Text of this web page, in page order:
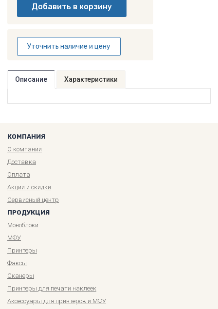
Уточнить наличие и цену
Описание Характеристики
КОМПАНИЯ
О компании
Доставка
Оплата
Акции и скидки
Сервисный центр
ПРОДУКЦИЯ
Моноблоки
МФУ
Принтеры
Факсы
Сканеры
Принтеры для печати наклеек
Аксессуары для принтеров и МФУ